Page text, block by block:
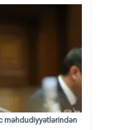
məhdudiyyətlərindən